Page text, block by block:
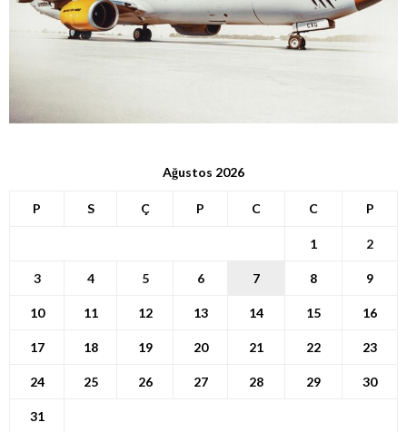
Ağustos 2026
P S Ç P C C P
1 2
3 4 5 6 7 8 9
10 11 12 13 14 15 16
17 18 19 20 21 22 23
24 25 26 27 28 29 30
31